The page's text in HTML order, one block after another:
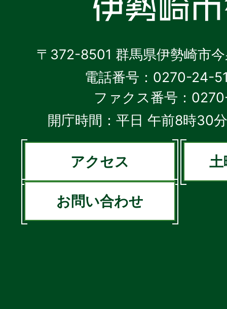
〒372-8501 群馬県伊勢崎市
電話番号：0270-24-
ファクス番号：
開庁時間：平日 午前8時30
アクセス 土
お問い合わせ